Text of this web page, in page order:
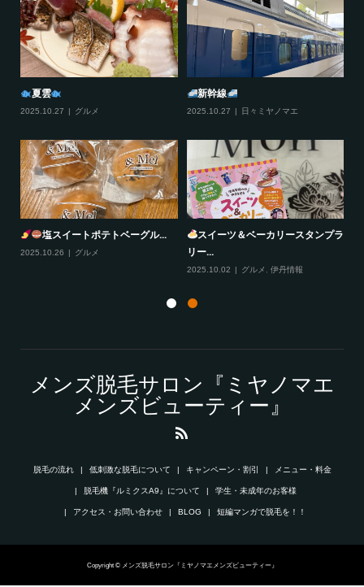
夏雲
2025.10.27 グルメ
新幹線
2025.10.27 日々ミヤノマエ
塩スイートポテトベーグル...
2025.10.26 グルメ
スイーツ＆ベーカリースタンプラ
リー...
2025.10.02 グルメ 伊丹情報
メンズ脱毛サロン『ミヤノマエ
メンズビューティー』
脱毛の流れ 低刺激な脱毛について キャンペーン・割引 メニュー・料金
脱毛機『ルミクスA9』について 学生・未成年のお客様
アクセス・お問い合わせ BLOG 短編マンガで脱毛を！！
Copyright © メンズ脱毛サロン『ミヤノマエメンズビューティー』